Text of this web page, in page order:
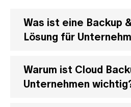
Was ist eine Backup
Lösung für
Warum ist Cloud
Unternehmen